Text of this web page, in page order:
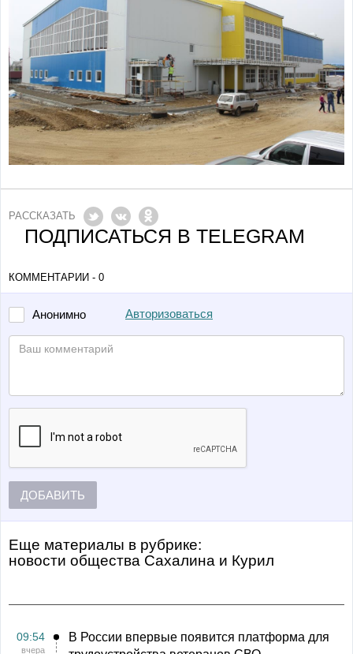
РАССКАЗАТЬ
ПОДПИСАТЬСЯ В TELEGRAM
КОММЕНТАРИИ - 0
Анонимно Авторизоваться
ДОБАВИТЬ
Еще материалы в рубрике:
Новости общества Сахалина и Курил
09:54
вчера
В России впервые появится платформа для